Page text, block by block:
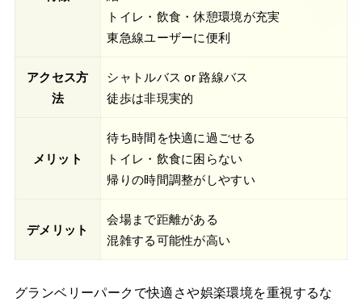
トイレ・飲食・休憩環境が充実
東急線ユーザーに便利
アクセス方
法
シャトルバス or 路線バス
徒歩は非現実的
メリット
待ち時間を快適に過ごせる
トイレ・飲食に困らない
帰りの時間調整がしやすい
デメリット
会場まで距離がある
混雑する可能性が高い
グランベリーパークで快適さや娯楽環境を重視するな